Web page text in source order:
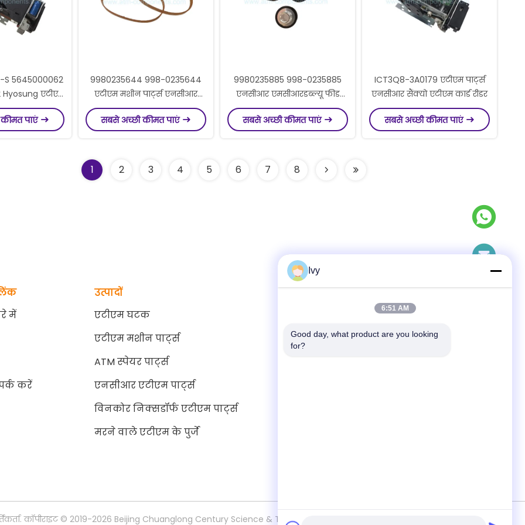
S 5645000062
एटीएम
8600S एटीएम
कार्ड रीडर
पाएं
9980235644 998-0235644
एटीएम मशीन पार्ट्स एनसीआर
बेल्ट टाइमिंग 177-दंत एटीएम कार्ड
रीडर बेल्ट पार्ट्स
सबसे अच्छी कीमत पाएं
9980235885 998-0235885
एनसीआर एमसीआरडब्ल्यू फीड
रोलर 4 मिमी चौड़ा एटीएम कार्ड
रीडर पार्ट्स
सबसे अच्छी कीमत पाएं
ICT3Q8-3A0179 एटीएम पार्ट्स
एनसीआर सैंक्यो एटीएम कार्ड रीडर
सबसे अच्छी कीमत पाएं
1 2 3 4 5 6 7 8
में
करें
उत्पादों
एटीएम घटक
एटीएम मशीन पार्ट्स
ATM स्पेयर पार्ट्स
एनसीआर एटीएम पार्ट्स
विनकोर निक्सडॉर्फ एटीएम पार्ट्स
मरने वाले एटीएम के पुर्जे
0086--18138781425-00861992560137
कॉपीराइट © 2019-2026 Beijing Chuanglong Century Science & Technology Development Co., Ltd. . सब सभी अधिकार
Ivy
6:51 AM
Good day, what product are you looking
for?